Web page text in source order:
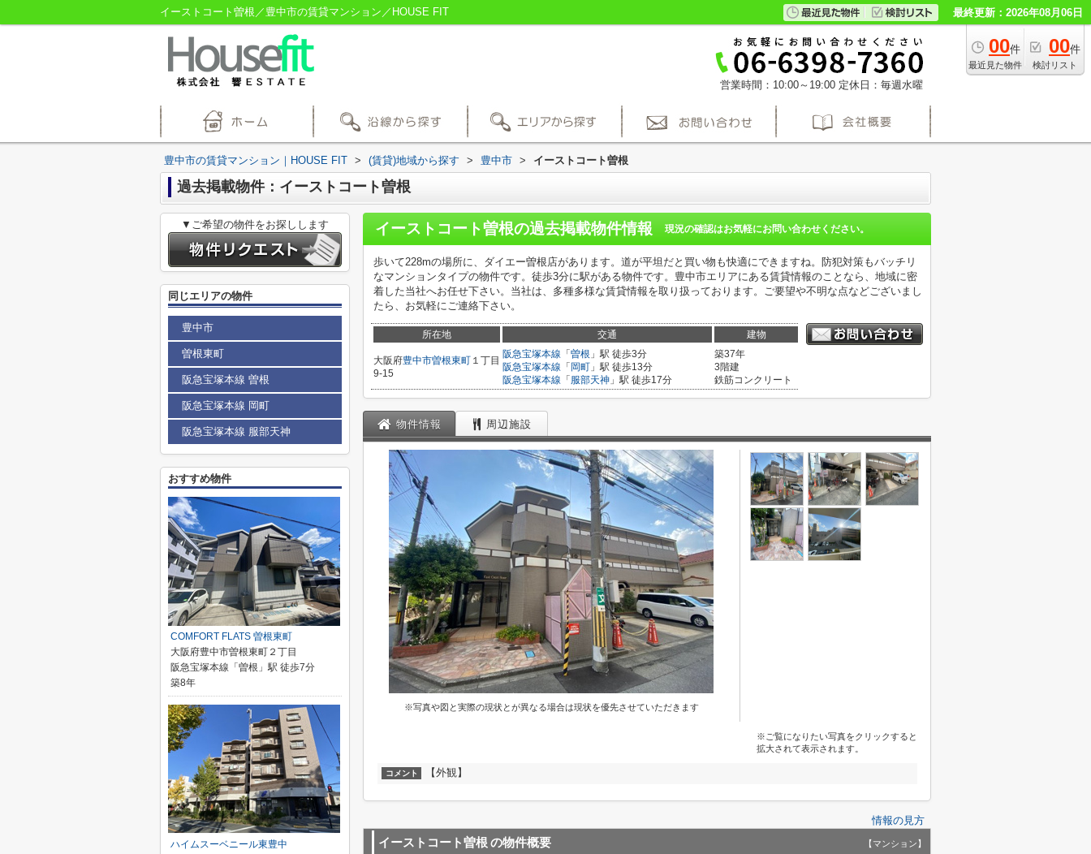
イーストコート曽根／豊中市の賃貸マンション／HOUSE FIT 最終更新：2026年08月06日
00件
最近見た物件
00件
検討リスト
営業時間：10:00～19:00 定休日：毎週水曜
豊中市の賃貸マンション｜HOUSE FIT > (賃貸)地域から探す > 豊中市 > イーストコート曽根
過去掲載物件：イーストコート曽根
イーストコート曽根の過去掲載物件情報 現況の確認はお気軽にお問い合わせください。
歩いて228mの場所に、ダイエー曽根店があります。道が平坦だと買い物も快適にできますね。防犯対策もバッチリ
なマンションタイプの物件です。徒歩3分に駅がある物件です。豊中市エリアにある賃貸情報のことなら、地域に密
着した当社へお任せ下さい。当社は、多種多様な賃貸情報を取り扱っております。ご要望や不明な点などございまし
たら、お気軽にご連絡下さい。
所在地 交通 建物
大阪府豊中市曽根東町 １丁目
9-15
阪急宝塚本線 「 曽根 」駅 徒歩3分
阪急宝塚本線 「 岡町 」駅 徒歩13分
阪急宝塚本線 「 服部天神 」駅 徒歩17分
築37年
3階建
鉄筋コンクリート
物件情報 周辺施設
※写真や図と実際の現状とが異なる場合は現状を優先させていただきます
※ご覧になりたい写真をクリックすると
拡大されて表示されます。
コメント 【外観】
情報の見方
イーストコート曽根 の物件概要 【マンション】
▼ご希望の物件をお探しします
同じエリアの物件
豊中市
曽根東町
阪急宝塚本線 曽根
阪急宝塚本線 岡町
阪急宝塚本線 服部天神
おすすめ物件
COMFORT FLATS 曽根東町
大阪府豊中市曽根東町２丁目
阪急宝塚本線「曽根」駅 徒歩7分
築8年
ハイムスーベニール東豊中